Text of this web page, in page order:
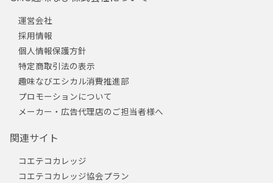
運営会社
採用情報
個人情報保護方針
特定商取引法の表示
趣味なびエシカル消費推進部
プロモーションについて
メーカー・広告代理店のご担当者様へ
関連サイト
コエテコカレッジ
コエテコカレッジ協会プラン